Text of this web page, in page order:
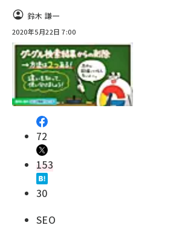
鈴木 謙一
2020年5月22日 7:00
72
153
30
SEO